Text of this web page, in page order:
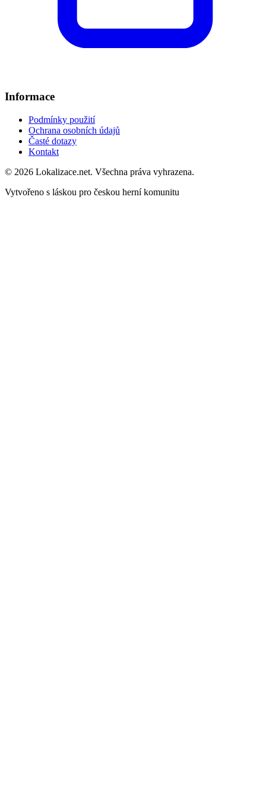
Informace
Podmínky použití
Ochrana osobních údajů
Časté dotazy
Kontakt
© 2026 Lokalizace.net. Všechna práva vyhrazena.
Vytvořeno s láskou pro českou herní komunitu